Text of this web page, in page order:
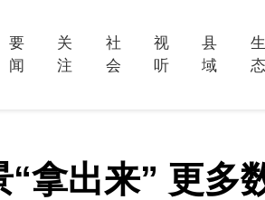
要
闻
关
注
社
会
视
听
县
域
生
态
拿出来” 更多